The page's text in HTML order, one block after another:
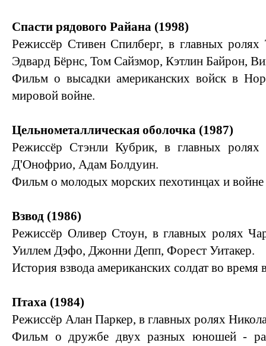
Спасти рядового Райана (1998)
Режиссёр Стивен Спилберг, в главных
Эдвард Бёрнс, Том Сайзмор, Кэтлин Байрон,
Фильм о высадки американских войск в
мировой войне.
Цельнометаллическая оболочка (1987)
Режиссёр Стэнли Кубрик, в главных
Д'Онофрио, Адам Болдуин.
Фильм о молодых морских пехотинцах и войне
Взвод (1986)
Режиссёр Оливер Стоун, в главных ролях
Уиллем Дэфо, Джонни Депп, Форест Уитакер.
История взвода американских солдат во
Птаха (1984)
Режиссёр Алан Паркер, в главных ролях
Фильм о дружбе двух разных юношей -